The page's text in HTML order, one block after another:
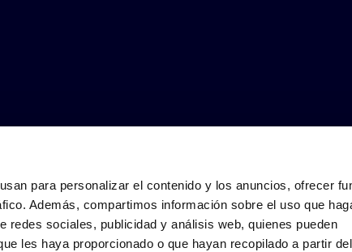
para personalizar el contenido y los anuncios, ofrecer
Además, compartimos información sobre el uso que
redes sociales, publicidad y análisis web, quienes pueden
les haya proporcionado o que hayan recopilado a partir